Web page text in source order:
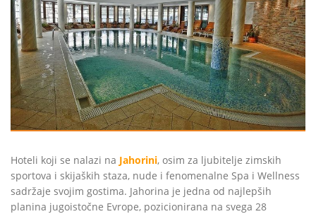
Hoteli koji se nalazi na Jahorini, osim za ljubitelje zimskih
sportova i skijaških staza, nude i fenomenalne Spa i Wellness
sadržaje svojim gostima. Jahorina je jedna od najlepših
planina jugoistočne Evrope, pozicionirana na svega 28